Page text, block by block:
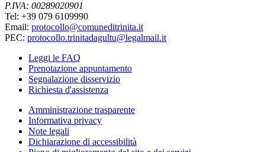
P.IVA: 00289020901
Tel: +39 079 6109990
Email: protocollo@comuneditrinita.it
PEC: protocollo.trinitadagultu@legalmail.it
Leggi le FAQ
Prenotazione appuntamento
Segnalazione disservizio
Richiesta d'assistenza
Amministrazione trasparente
Informativa privacy
Note legali
Dichiarazione di accessibilità